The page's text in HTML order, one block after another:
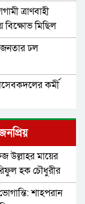
ত্রাণবাহী
বিক্ষোভ মিছিল
জনতার ঢল
কর্মী
হত্যার
অনুষ্ঠিত
থেকে সুদৃঢ়
উল্লাহর মায়ের
হক চৌধুরীর
শাহপরান